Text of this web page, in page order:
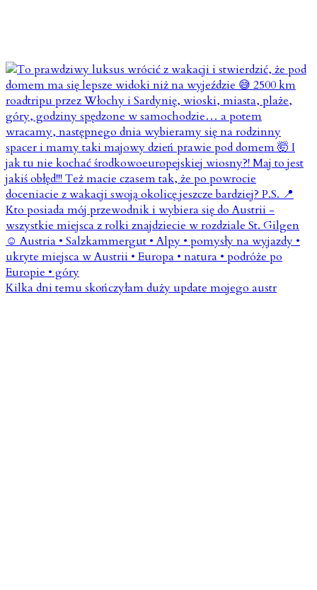
Kilka dni temu skończyłam duży update mojego austr